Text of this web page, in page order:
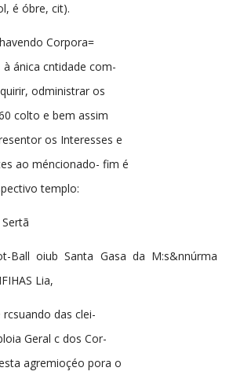
é óbre, cit).
Corpora=
ánica cntidade com-
odministrar os
colto e bem assim
os Interesses e
ao méncionado- fim é
templo:
Sertã
Ball oiub Santa Gasa da M:s&nnúrma
Lia,
das clei-
Geral c dos Cor-
agremioçéo pora o